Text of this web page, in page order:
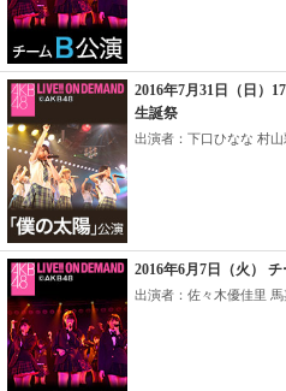
2016年7月31日（日）
生誕祭
出演者：下口ひなな 村山
2016年6月7日（火）
出演者：佐々木優佳里 馬